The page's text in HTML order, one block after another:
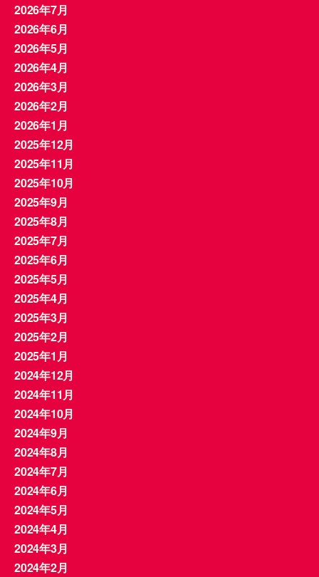
2026年7月
2026年6月
2026年5月
2026年4月
2026年3月
2026年2月
2026年1月
2025年12月
2025年11月
2025年10月
2025年9月
2025年8月
2025年7月
2025年6月
2025年5月
2025年4月
2025年3月
2025年2月
2025年1月
2024年12月
2024年11月
2024年10月
2024年9月
2024年8月
2024年7月
2024年6月
2024年5月
2024年4月
2024年3月
2024年2月